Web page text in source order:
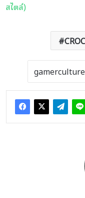
สไตล์)